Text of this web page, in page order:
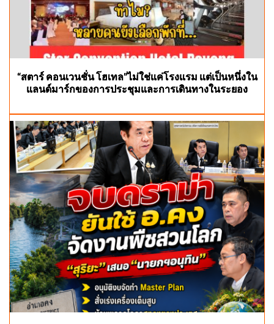
“สตาร์ คอนเวนชั่น โฮเทล”ไม่ใช่แค่โรงแรม แต่เป็นหนึ่งใน
แลนด์มาร์กของการประชุมและการเดินทางในระยอง